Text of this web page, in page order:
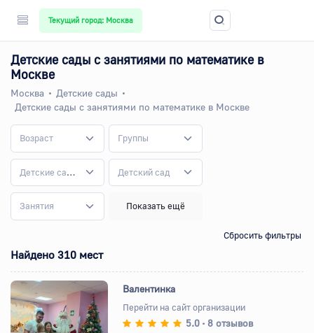
Текущий город: Москва
Детские сады с занятиями по математике в
Москве
Москва
Детские сады
Детские сады с занятиями по математике в Москве
Возраст Группы
Детские сады Детский сад
Занятия Показать ещё
Сбросить фильтры
Найдено 310 мест
Валентинка
Перейти на сайт организации
5.0 • 8 отзывов